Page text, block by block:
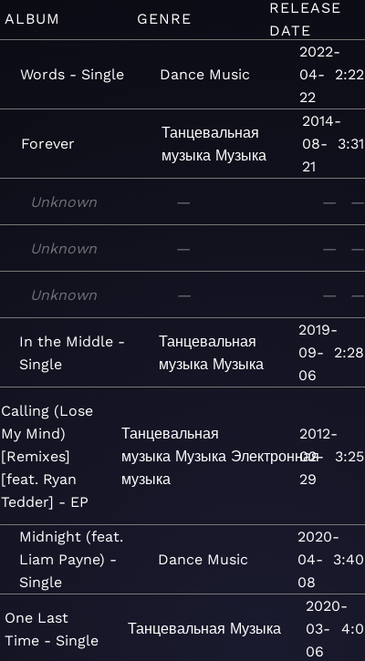
ALBUM GENRE
RELEASE
DATE
Words - Single Dance Music
2022-
04-
22
2:22
Forever
Танцевальная
музыка Музыка
2014-
08-
21
3:31
Unknown — — —
Unknown — — —
Unknown — — —
In the Middle -
Single
Танцевальная
музыка Музыка
2019-
09-
06
2:28
Calling (Lose
My Mind)
[Remixes]
[feat. Ryan
Tedder] - EP
Танцевальная
музыка Музыка Электронная
музыка
2012-
02-
29
3:25
Midnight (feat.
Liam Payne) -
Single
Dance Music
2020-
04-
08
3:40
One Last
Time - Single
Танцевальная Музыка
2020-
03-
06
4:0